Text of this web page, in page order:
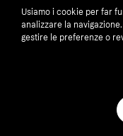
Usiamo i cookie per far
analizzare la
gestire le preferenze o